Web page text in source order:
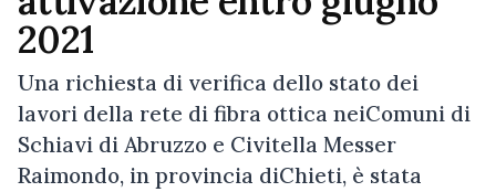
2021
Una richiesta di verifica dello stato dei
lavori della rete di fibra ottica neiComuni di
Schiavi di Abruzzo e Civitella Messer
Raimondo, in provincia diChieti, è stata